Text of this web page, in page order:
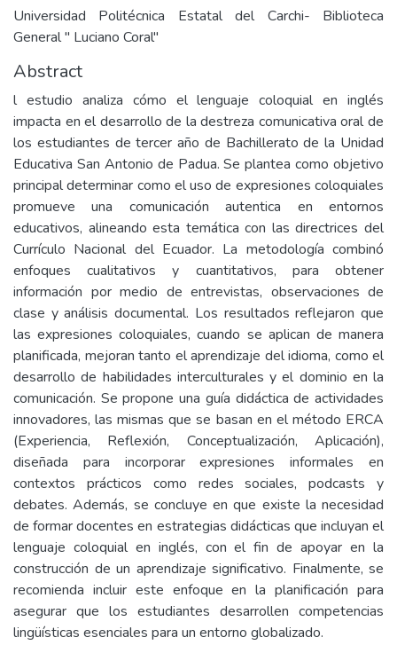
Universidad Politécnica Estatal del Carchi- Biblioteca
General " Luciano Coral"
Abstract
l estudio analiza cómo el lenguaje coloquial en inglés
impacta en el desarrollo de la destreza comunicativa oral de
los estudiantes de tercer año de Bachillerato de la Unidad
Educativa San Antonio de Padua. Se plantea como objetivo
principal determinar como el uso de expresiones coloquiales
promueve una comunicación autentica en entornos
educativos, alineando esta temática con las directrices del
Currículo Nacional del Ecuador. La metodología combinó
enfoques cualitativos y cuantitativos, para obtener
información por medio de entrevistas, observaciones de
clase y análisis documental. Los resultados reflejaron que
las expresiones coloquiales, cuando se aplican de manera
planificada, mejoran tanto el aprendizaje del idioma, como el
desarrollo de habilidades interculturales y el dominio en la
comunicación. Se propone una guía didáctica de actividades
innovadores, las mismas que se basan en el método ERCA
(Experiencia, Reflexión, Conceptualización, Aplicación),
diseñada para incorporar expresiones informales en
contextos prácticos como redes sociales, podcasts y
debates. Además, se concluye en que existe la necesidad
de formar docentes en estrategias didácticas que incluyan el
lenguaje coloquial en inglés, con el fin de apoyar en la
construcción de un aprendizaje significativo. Finalmente, se
recomienda incluir este enfoque en la planificación para
asegurar que los estudiantes desarrollen competencias
lingüísticas esenciales para un entorno globalizado.